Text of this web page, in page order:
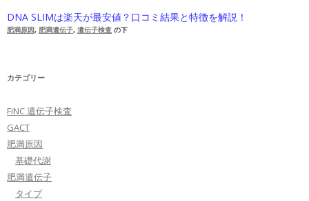
DNA SLIMは楽天が最安値？口コミ結果と特徴を解説！
肥満原因, 肥満遺伝子, 遺伝子検査 の下
カテゴリー
FiNC 遺伝子検査
GACT
肥満原因
基礎代謝
肥満遺伝子
タイプ